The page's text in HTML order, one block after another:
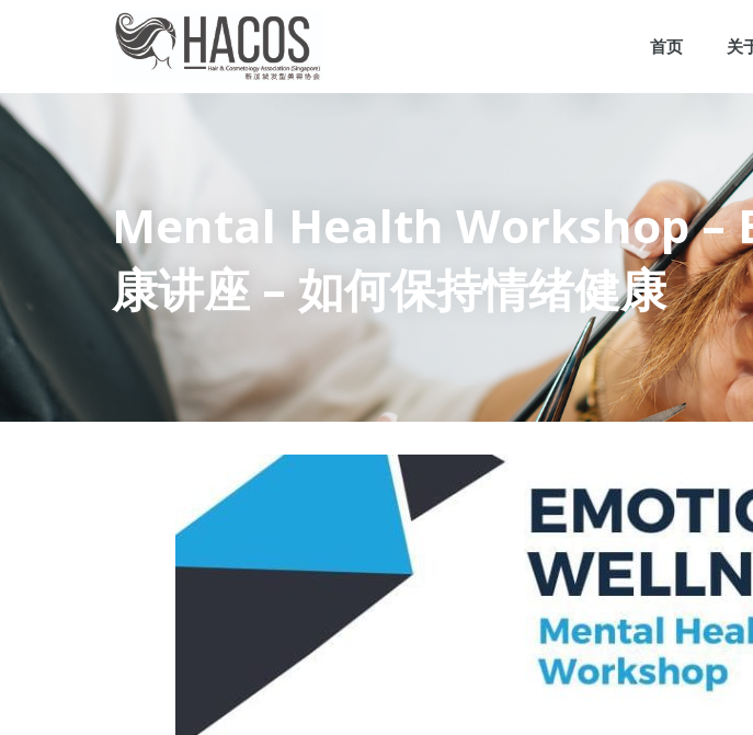
首页 关
Mental Health Workshop –
康讲座 – 如何保持情绪健康